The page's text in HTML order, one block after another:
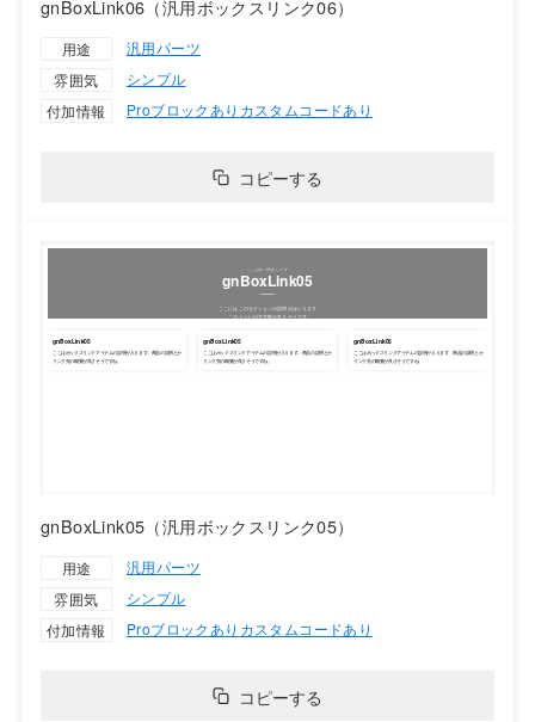
gnBoxLink06（汎用ボックスリンク06）
用途
汎用パーツ
雰囲気
シンプル
付加情報
Proブロックあり カスタムコードあり
コピーする
gnBoxLink05（汎用ボックスリンク05）
用途
汎用パーツ
雰囲気
シンプル
付加情報
Proブロックあり カスタムコードあり
コピーする